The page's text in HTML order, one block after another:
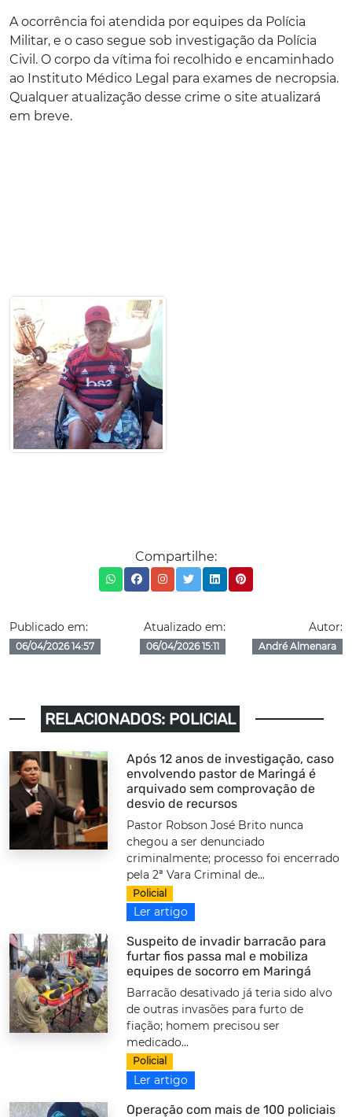
A ocorrência foi atendida por equipes da Polícia
Militar, e o caso segue sob investigação da Polícia
Civil. O corpo da vítima foi recolhido e encaminhado
ao Instituto Médico Legal para exames de necropsia.
Qualquer atualização desse crime o site atualizará
em breve.
Compartilhe:
Publicado em:
06/04/2026 14:57
Atualizado em:
06/04/2026 15:11
Autor:
André Almenara
RELACIONADOS: POLICIAL
Após 12 anos de investigação, caso
envolvendo pastor de Maringá é
arquivado sem comprovação de
desvio de recursos
Pastor Robson José Brito nunca
chegou a ser denunciado
criminalmente; processo foi encerrado
pela 2ª Vara Criminal de...
Policial
Ler artigo
Suspeito de invadir barracão para
furtar fios passa mal e mobiliza
equipes de socorro em Maringá
Barracão desativado já teria sido alvo
de outras invasões para furto de
fiação; homem precisou ser
medicado...
Policial
Ler artigo
Operação com mais de 100 policiais